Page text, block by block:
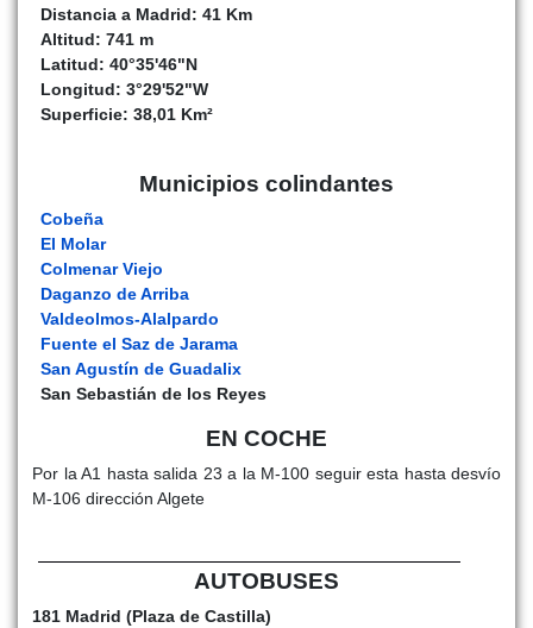
Distancia a Madrid: 41 Km
Altitud: 741 m
Latitud: 40°35'46"N
Longitud: 3°29'52"W
Superficie: 38,01 Km²
Municipios colindantes
Cobeña
El Molar
Colmenar Viejo
Daganzo de Arriba
Valdeolmos-Alalpardo
Fuente el Saz de Jarama
San Agustín de Guadalix
San Sebastián de los Reyes
EN COCHE
Por la A1 hasta salida 23 a la M-100 seguir esta hasta desvío
M-106 dirección Algete
AUTOBUSES
181 Madrid (Plaza de Castilla)